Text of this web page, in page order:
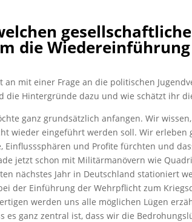
die
an mit einer Frage an die politischen
die Hintergründe dazu und wie schätzt ihr
ganz grundsätzlich anfangen. Wir
wieder eingeführt werden soll. Wir erleben
Einflusssphären und Profite fürchten und
jetzt schon mit Militärmanövern wie
nächstes Jahr in Deutschland stationiert
der Einführung der Wehrpflicht zum
werden uns alle möglichen Lügen
es ganz zentral ist, dass wir die